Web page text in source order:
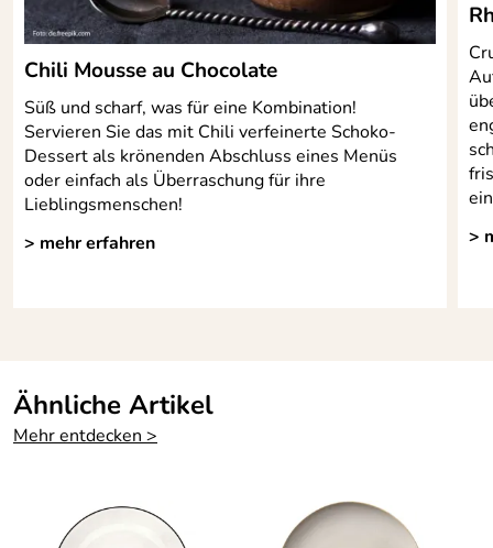
Chili Mousse au Chocolate
Süß und scharf, was für eine Kombination!
Servieren Sie das mit Chili verfeinerte Schoko-
Dessert als krönenden Abschluss eines Menüs
oder einfach als Überraschung für ihre
Lieblingsmenschen!
> mehr erfahren
>
Ähnliche Artikel
Mehr entdecken >